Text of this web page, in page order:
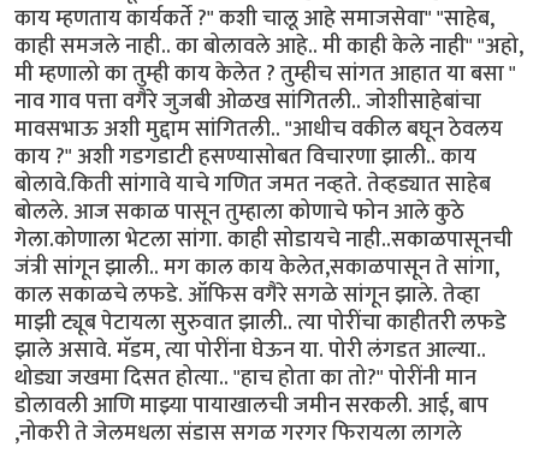
काय म्हणताय कार्यकर्ते ?" कशी चालू आहे समाजसेवा" "साहेब,
काही समजले नाही.. का बोलावले आहे.. मी काही केले नाही" "अहो,
मी म्हणालो का तुम्ही काय केलेत ? तुम्हीच सांगत आहात या बसा "
नाव गाव पत्ता वगैरे जुजबी ओळख सांगितली.. जोशीसाहेबांचा
मावसभाऊ अशी मुद्दाम सांगितली.. "आधीच वकील बघून ठेवलय
काय ?" अशी गडगडाटी हसण्यासोबत विचारणा झाली.. काय
बोलावे.किती सांगावे याचे गणित जमत नव्हते. तेव्हड्यात साहेब
बोलले. आज सकाळ पासून तुम्हाला कोणाचे फोन आले कुठे
गेला.कोणाला भेटला सांगा. काही सोडायचे नाही..सकाळपासूनची
जंत्री सांगून झाली.. मग काल काय केलेत,सकाळपासून ते सांगा,
काल सकाळचे लफडे. ऑफिस वगैरे सगळे सांगून झाले. तेव्हा
माझी ट्यूब पेटायला सुरुवात झाली.. त्या पोरींचा काहीतरी लफडे
झाले असावे. मॅडम, त्या पोरींना घेऊन या. पोरी लंगडत आल्या..
थोड्या जखमा दिसत होत्या.. "हाच होता का तो?" पोरींनी मान
डोलावली आणि माझ्या पायाखालची जमीन सरकली. आई, बाप
,नोकरी ते जेलमधला संडास सगळ गरगर फिरायला लागले